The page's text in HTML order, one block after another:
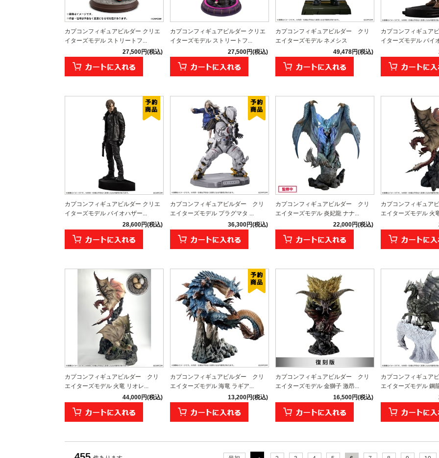
カプコンフィギュアビルダー クリエ
イターズモデル ストリートフ...
27,500円(税込)
カプコンフィギュアビルダー クリエ
イターズモデル ストリートフ...
27,500円(税込)
カプコンフィギュアビルダー クリ
エイターズモデル ネメシス
49,478円(税込)
カプコンフィギュア
イターズモデル バイ
カプコンフィギュアビルダー クリエ
イターズモデル バイオハザー...
28,600円(税込)
カプコンフィギュアビルダー クリ
エイターズモデル プラグマタ ...
36,300円(税込)
カプコンフィギュアビルダー クリ
エイターズモデル 炎妃龍 ナナ...
22,000円(税込)
カプコンフィギュア
エイターズモデル 火
カプコンフィギュアビルダー クリ
エイターズモデル 火竜 リオレ...
44,000円(税込)
カプコンフィギュアビルダー クリ
エイターズモデル 海竜 ラギア...
13,200円(税込)
カプコンフィギュアビルダー クリ
エイターズモデル 金獅子 激昂...
16,500円(税込)
カプコンフィギュア
エイターズモデル